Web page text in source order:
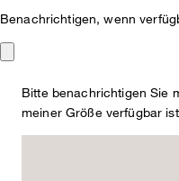
Merino-Strick-
Benachrichtigen, wenn
Bitte benachrichtigen Sie
meiner Größe verfügbar